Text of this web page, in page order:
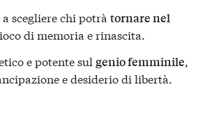
scegliere chi potrà tornare nel
di memoria e rinascita.
e potente sul genio femminile,
e desiderio di libertà.